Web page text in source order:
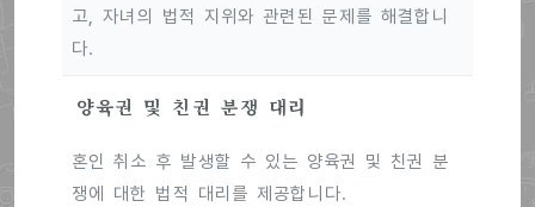
고, 자녀의 법적 지위와 관련된 문제를 해결합니
다.
양육권 및 친권 분쟁 대리
혼인 취소 후 발생할 수 있는 양육권 및 친권 분
쟁에 대한 법적 대리를 제공합니다.